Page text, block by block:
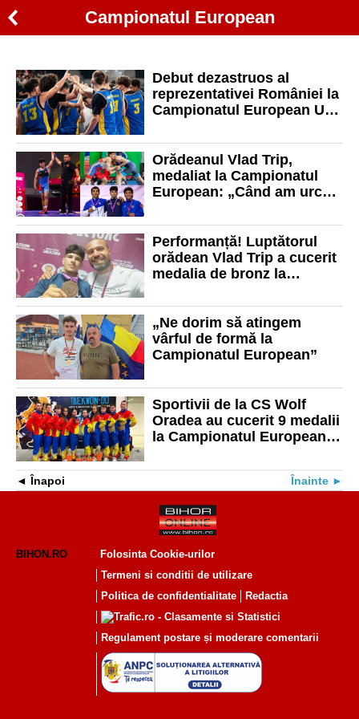
Campionatul European
Debut dezastruos al
reprezentativei României la
Campionatul European U16
fața Poloniei
Orădeanul Vlad Trip,
medaliat la Campionatul
European: „Când am urcat
munca și efortul depus”
Performanță! Luptătorul
orădean Vlad Trip a cucerit
medalia de bronz la
de ani!
„Ne dorim să atingem
vârful de formă la
Campionatul European”
Sportivii de la CS Wolf
Oradea au cucerit 9 medalii
la Campionatul European
Înapoi Înainte
BIHON.RO
Folosinta Cookie-urilor
Termeni si conditii de utilizare
Politica de confidentialitate
Redactia
Regulament postare și moderare comentarii